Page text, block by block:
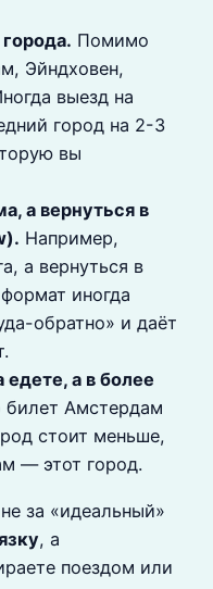
Помимо
Эйндховен,
выезд на
город на 2-3
вы
а вернуться в
Например,
а вернуться в
иногда
обратно» и даёт
едете, а в более
билет Амстердам
стоит меньше,
— этот город.
за «идеальный»
, а
поездом или